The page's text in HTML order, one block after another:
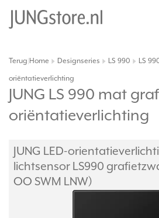
Terug Home Designseries LS 990
LS
oriëntatieverlichting
JUNG LS 990 mat
oriëntatieverlichting
JUNG LED-
lichtsensor LS990
OO SWM LNW)